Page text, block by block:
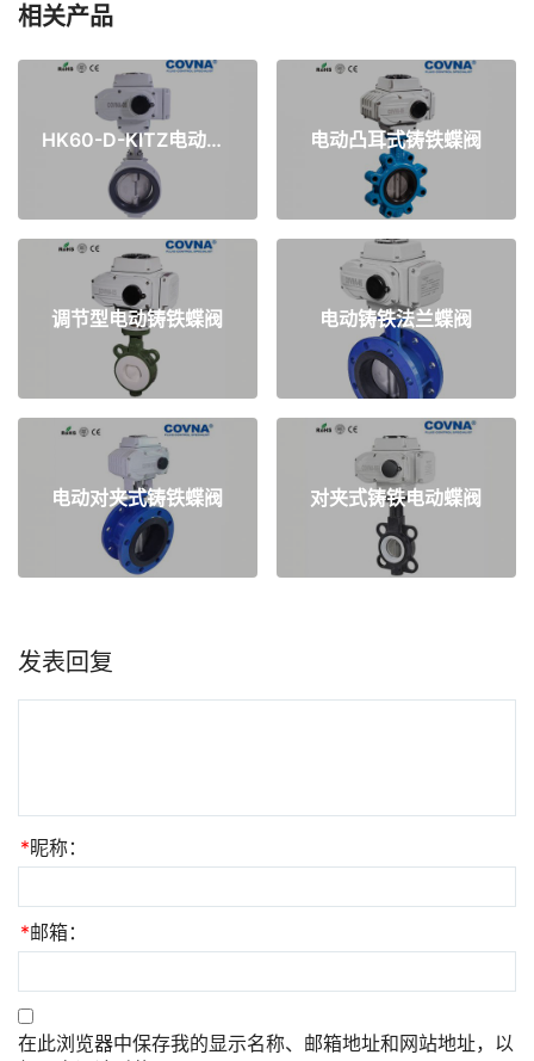
相关产品
HK60-D-KITZ电动铝合金软密封蝶阀 电动凸耳式铸铁蝶阀
调节型电动铸铁蝶阀 电动铸铁法兰蝶阀
电动对夹式铸铁蝶阀 对夹式铸铁电动蝶阀
发表回复
*昵称：
*邮箱：
在此浏览器中保存我的显示名称、邮箱地址和网站地址，以